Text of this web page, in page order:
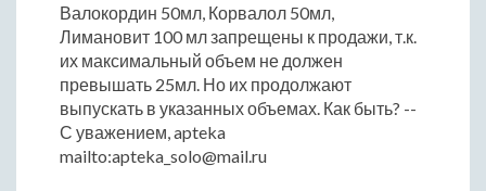
Валокордин 50мл, Корвалол 50мл,
Лимановит 100 мл запрещены к продажи, т.к.
их максимальный объем не должен
превышать 25мл. Но их продолжают
выпускать в указанных объемах. Как быть? --
С уважением, apteka
mailto:apteka_solo@mail.ru